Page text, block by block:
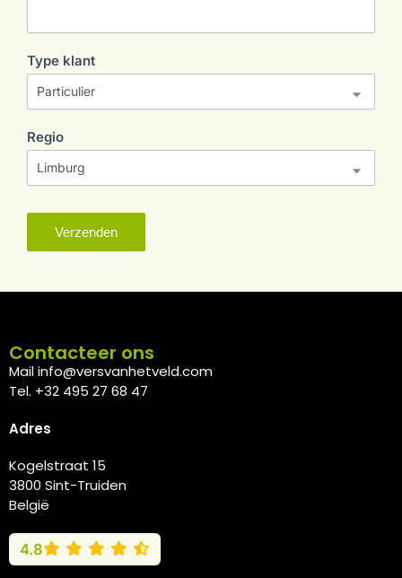
Type klant
Regio
Verzenden
Contacteer ons
Mail info@versvanhetveld.com
Tel. +32 495 27 68 47
Adres
Kogelstraat 15
3800 Sint-Truiden
België
4.8